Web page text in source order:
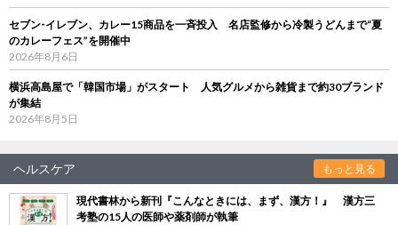
セブン‐イレブン、カレー15商品を一斉投入 名店監修から冷製うどんまで“夏
のカレーフェス”を開催中
2026年8月6日
横浜高島屋で「韓国市場」がスタート 人気グルメから雑貨まで約30ブランド
が集結
2026年8月5日
ヘルスケア もっと見る
現代書林から新刊『こんなときには、まず、漢方！』 漢方三
考塾の15人の医師や薬剤師が執筆